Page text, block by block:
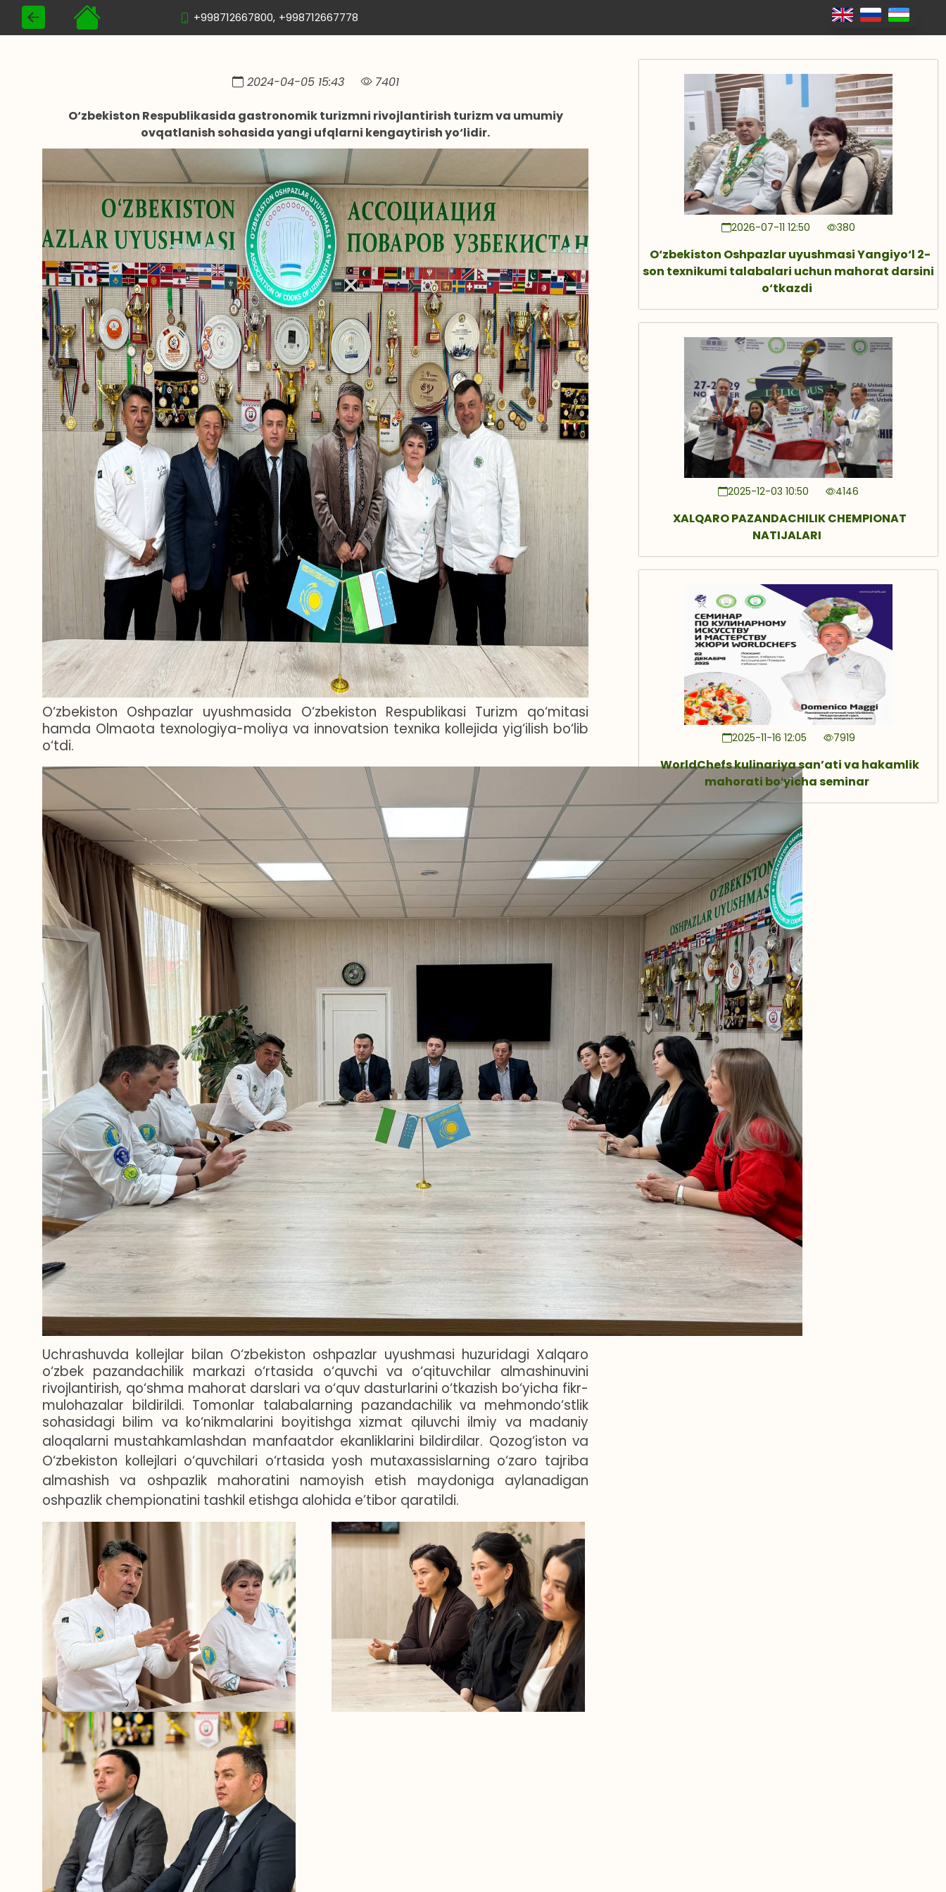
+998712667800, +998712667778
2024-04-05 15:43 7401
O‘zbekiston Respublikasida gastronomik turizmni rivojlantirish turizm va umumiy
ovqatlanish sohasida yangi ufqlarni kengaytirish yo‘lidir.
O‘zbekiston Oshpazlar uyushmasida O‘zbekiston Respublikasi Turizm qo‘mitasi
hamda Olmaota texnologiya-moliya va innovatsion texnika kollejida yig‘ilish bo‘lib
o‘tdi.
Uchrashuvda kollejlar bilan O‘zbekiston oshpazlar uyushmasi huzuridagi Xalqaro
o‘zbek pazandachilik markazi o‘rtasida o‘quvchi va o‘qituvchilar almashinuvini
rivojlantirish, qo‘shma mahorat darslari va o‘quv dasturlarini o‘tkazish bo‘yicha fikr-
mulohazalar bildirildi. Tomonlar talabalarning pazandachilik va mehmondo‘stlik
sohasidagi bilim va ko‘nikmalarini boyitishga xizmat qiluvchi ilmiy va madaniy
aloqalarni mustahkamlashdan manfaatdor ekanliklarini bildirdilar. Qozog‘iston va
O‘zbekiston kollejlari o‘quvchilari o‘rtasida yosh mutaxassislarning o‘zaro tajriba
almashish va oshpazlik mahoratini namoyish etish maydoniga aylanadigan
oshpazlik chempionatini tashkil etishga alohida e’tibor qaratildi.
2026-07-11 12:50 380
O‘zbekiston Oshpazlar uyushmasi Yangiyo‘l 2-
son texnikumi talabalari uchun mahorat darsini
o‘tkazdi
2025-12-03 10:50 4146
XALQARO PAZANDACHILIK CHEMPIONAT
NATIJALARI
2025-11-16 12:05 7919
WorldChefs kulinariya sanʼati va hakamlik
mahorati boʻyicha seminar